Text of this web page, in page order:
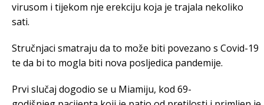
virusom i tijekom nje erekciju koja je trajala nekoliko
sati.
Stručnjaci smatraju da to može biti povezano s Covid-19
te da bi to mogla biti nova posljedica pandemije.
Prvi slučaj dogodio se u Miamiju, kod 69-